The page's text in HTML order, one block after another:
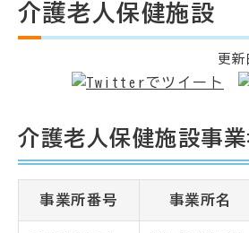
介護老人保健施設
更新
介護老人保健施設事
事業所番号 事業所名